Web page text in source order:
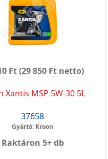
Ft(29 850 Ft netto)
Xantis MSP 5W-30 5L
37658
Gyártó: Kroon
Raktáron 5+ db